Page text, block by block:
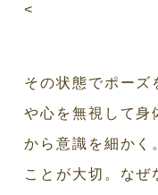
<
その状態でポーズ
や心を無視して身
から意識を細かく
ことが大切。なぜ